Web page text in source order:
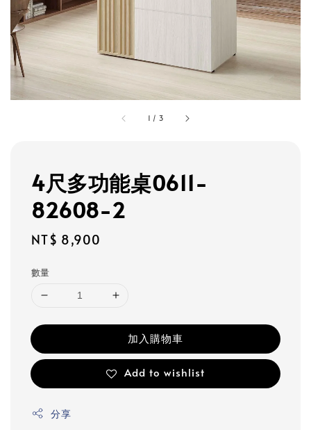
1 / 3
4尺多功能桌0611-
82608-2
Regular
NT$ 8,900
數量
加入購物車
Add to wishlist
分享